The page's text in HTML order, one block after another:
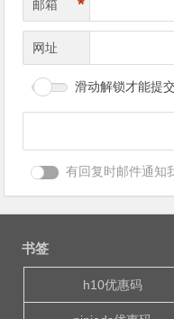
邮箱 *
网址
滑动解锁才能提
有回复时邮件通知
书签
h10优惠码